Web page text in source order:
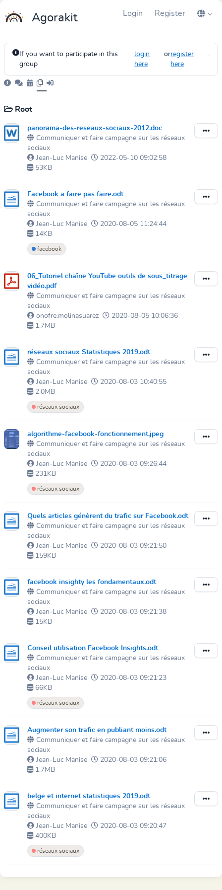
Agorakit Login Register
If you want to participate in this
group
login
here
orregister
here
.
Root
panorama-des-reseaux-sociaux-2012.doc
Communiquer et faire campagne sur les réseaux
sociaux
Jean-Luc Manise
2022-05-10 09:02:58
53KB
Facebook a faire pas faire.odt
Communiquer et faire campagne sur les réseaux
sociaux
Jean-Luc Manise
2020-08-05 11:24:44
14KB
facebook
06_Tutoriel chaîne YouTube outils de sous_titrage
vidéo.pdf
Communiquer et faire campagne sur les réseaux
sociaux
onofre.molinasuarez
2020-08-05 10:06:36
1.7MB
réseaux sociaux Statistiques 2019.odt
Communiquer et faire campagne sur les réseaux
sociaux
Jean-Luc Manise
2020-08-03 10:40:55
2.0MB
réseaux sociaux
algorithme-facebook-fonctionnement.jpeg
Communiquer et faire campagne sur les réseaux
sociaux
Jean-Luc Manise
2020-08-03 09:26:44
231KB
réseaux sociaux
Quels articles génèrent du trafic sur Facebook.odt
Communiquer et faire campagne sur les réseaux
sociaux
Jean-Luc Manise
2020-08-03 09:21:50
159KB
facebook insighty les fondamentaux.odt
Communiquer et faire campagne sur les réseaux
sociaux
Jean-Luc Manise
2020-08-03 09:21:38
15KB
Conseil utilisation Facebook Insights.odt
Communiquer et faire campagne sur les réseaux
sociaux
Jean-Luc Manise
2020-08-03 09:21:23
66KB
réseaux sociaux
Augmenter son trafic en publiant moins.odt
Communiquer et faire campagne sur les réseaux
sociaux
Jean-Luc Manise
2020-08-03 09:21:06
1.7MB
belge et internet statistiques 2019.odt
Communiquer et faire campagne sur les réseaux
sociaux
Jean-Luc Manise
2020-08-03 09:20:47
400KB
réseaux sociaux